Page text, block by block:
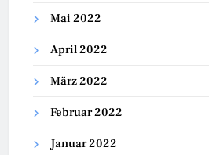
Mai 2022
April 2022
März 2022
Februar 2022
Januar 2022